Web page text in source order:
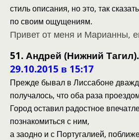
стиль описания, но это, так
по своим ощущениям.
Привет от меня и Марианны,
51. Андрей (Нижний
29.10.2015 в 15:17
Прежде бывал в Лиссабоне
получалось, что оба раза
Город оставил радостное
познакомиться с ним,
а заодно и с Португалией,